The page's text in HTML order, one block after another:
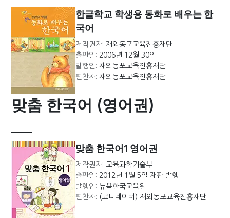
한글학교 학생용 동화로 배우는 한
국어
저작권자: 재외동포교육진흥재단
출판일: 2006년 12월 30일
발행인: 재외동포교육진흥재단
편찬자: 재외동포교육진흥재단
맞춤 한국어 (영어권)
맞춤 한국어1 영어권
저작권자: 교육과학기술부
출판일: 2012년 1월 5일 재판 발행
발행인: 뉴욕한국교육원
편찬자: (코디네이터) 재외동포교육진흥재단